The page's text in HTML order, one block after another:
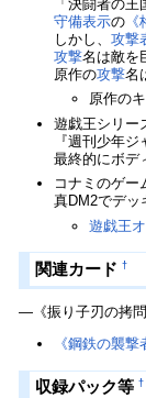
「決闘者の
守備表示の
しかし、攻撃
攻撃名は敵を
原作の攻撃名
原作の
遊戯王シリ
『週刊少年
最終的にボデ
コナミのゲ
真DM2でデッ
遊戯王
関連カード †
―《振り子刃の拷
《鋼鉄の襲撃
収録パック等 †